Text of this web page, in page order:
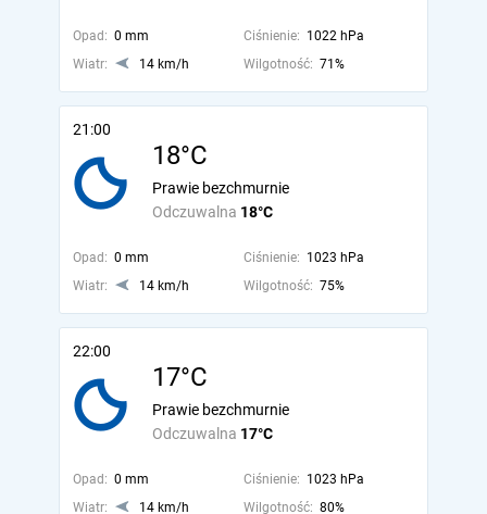
Opad: 0 mm Ciśnienie: 1022 hPa
Wiatr:
14 km/h Wilgotność: 71%
21:00
18°C
Odczuwalna 18°C
Prawie bezchmurnie
Opad: 0 mm Ciśnienie: 1023 hPa
Wiatr:
14 km/h Wilgotność: 75%
22:00
17°C
Odczuwalna 17°C
Prawie bezchmurnie
Opad: 0 mm Ciśnienie: 1023 hPa
Wiatr:
14 km/h Wilgotność: 80%